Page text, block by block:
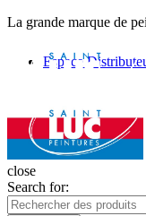
La grande marque de
Espace
close
Search for: